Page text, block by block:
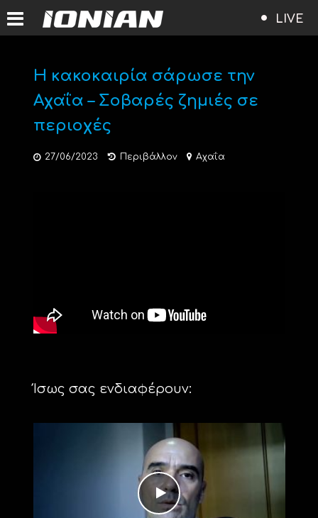
LIVE
Η κακοκαιρία σάρωσε την
Αχαΐα – Σοβαρές ζημιές σε
περιοχές
27/06/2023 Περιβάλλον Αχαΐα
Ίσως σας ενδιαφέρουν: